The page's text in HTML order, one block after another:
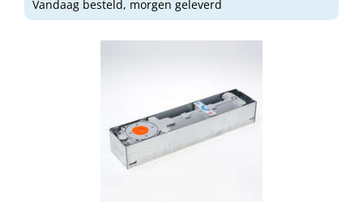
Vandaag besteld, morgen geleverd